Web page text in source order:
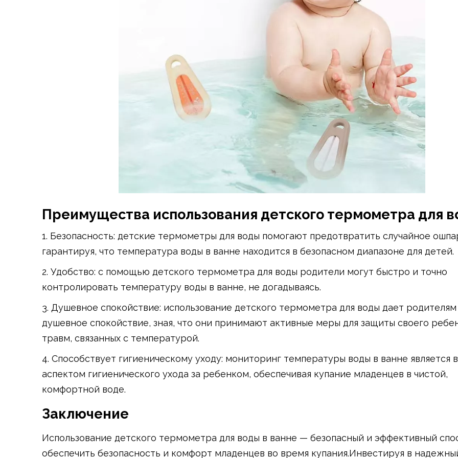
Преимущества использования детского термометра для
1. Безопасность: детские термометры для воды помогают предотвратить случайное
гарантируя, что температура воды в ванне находится в безопасном диапазоне для детей.
2. Удобство: с помощью детского термометра для воды родители могут быстро и точно
контролировать температуру воды в ванне, не догадываясь.
3. Душевное спокойствие: использование детского термометра для воды дает родителям
душевное спокойствие, зная, что они принимают активные меры для защиты своего
травм, связанных с температурой.
4. Способствует гигиеническому уходу: мониторинг температуры воды в ванне является
аспектом гигиенического ухода за ребенком, обеспечивая купание младенцев в чистой,
комфортной воде.
Заключение
Использование детского термометра для воды в ванне — безопасный и эффективный
обеспечить безопасность и комфорт младенцев во время купания.Инвестируя в